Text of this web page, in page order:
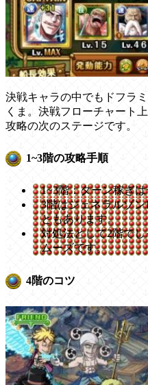
決戦キャラの中でもドフラ
くま。決戦フローチャート
攻略の次のステージです。
1~3階の攻略手順
1~3階：ターン稼ぎ
3階はジェネラルゾ
ともあります。
対処法として2階で
ムーズです。
4階のコツ